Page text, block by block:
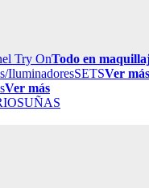
Try OnTodo en
IluminadoresSETSVer más
Ver más
UÑAS